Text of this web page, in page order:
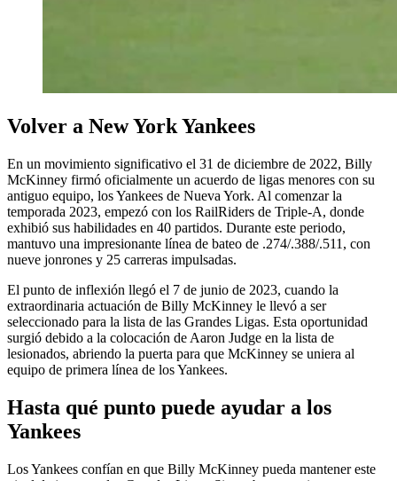
Volver a New York Yankees
En un movimiento significativo el 31 de diciembre de 2022, Billy
McKinney firmó oficialmente un acuerdo de ligas menores con su
antiguo equipo, los Yankees de Nueva York. Al comenzar la
temporada 2023, empezó con los RailRiders de Triple-A, donde
exhibió sus habilidades en 40 partidos. Durante este periodo,
mantuvo una impresionante línea de bateo de .274/.388/.511, con
nueve jonrones y 25 carreras impulsadas.
El punto de inflexión llegó el 7 de junio de 2023, cuando la
extraordinaria actuación de Billy McKinney le llevó a ser
seleccionado para la lista de las Grandes Ligas. Esta oportunidad
surgió debido a la colocación de Aaron Judge en la lista de
lesionados, abriendo la puerta para que McKinney se uniera al
equipo de primera línea de los Yankees.
Hasta qué punto puede ayudar a los
Yankees
Los Yankees confían en que Billy McKinney pueda mantener este